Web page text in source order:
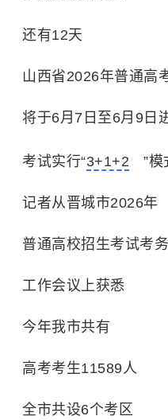
还有12天
山西省2026年普通高
将于6月7日至6月9日
考试实行“3+1+2 ”模
记者从晋城市2026年
普通高校招生考试考
工作会议上获悉
今年我市共有
高考考生11589人
全市共设6个考区